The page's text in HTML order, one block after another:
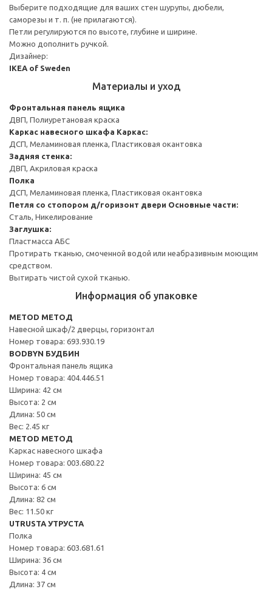
Выберите подходящие для ваших стен шурупы, дюбели,
саморезы и т. п. (не прилагаются).
Петли регулируются по высоте, глубине и ширине.
Можно дополнить ручкой.
Дизайнер:
IKEA of Sweden
Материалы и уход
Фронтальная панель ящика
ДВП, Полиуретановая краска
Каркас навесного шкафа Каркас:
ДСП, Меламиновая пленка, Пластиковая окантовка
Задняя стенка:
ДВП, Акриловая краска
Полка
ДСП, Меламиновая пленка, Пластиковая окантовка
Петля со стопором д/горизонт двери Основные части:
Сталь, Никелирование
Заглушка:
Пластмасса АБС
Протирать тканью, смоченной водой или неабразивным моющим
средством.
Вытирать чистой сухой тканью.
Информация об упаковке
METOD МЕТОД
Навесной шкаф/2 дверцы, горизонтал
Номер товара: 693.930.19
BODBYN БУДБИН
Фронтальная панель ящика
Номер товара: 404.446.51
Ширина: 42 см
Высота: 2 см
Длина: 50 см
Вес: 2.45 кг
METOD МЕТОД
Каркас навесного шкафа
Номер товара: 003.680.22
Ширина: 45 см
Высота: 6 см
Длина: 82 см
Вес: 11.50 кг
UTRUSTA УТРУСТА
Полка
Номер товара: 603.681.61
Ширина: 36 см
Высота: 4 см
Длина: 37 см